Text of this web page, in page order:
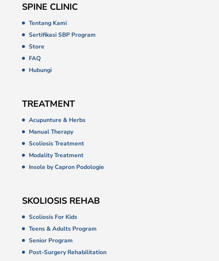
SPINE CLINIC
Tentang Kami
Sertifikasi SBP Program
Store
FAQ
Hubungi
TREATMENT
Acupunture & Herbs
Manual Therapy
Scoliosis Treatment
Modality Treatment
Insole by Capron Podologie
SKOLIOSIS REHAB
Scoliosis For Kids
Teens & Adults Program
Senior Program
Post-Surgery Rehabilitation